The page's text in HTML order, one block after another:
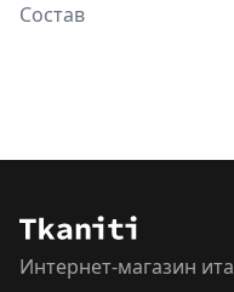
Состав
Интернет-магазин